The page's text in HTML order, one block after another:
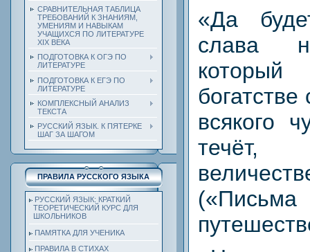
СРАВНИТЕЛЬНАЯ ТАБЛИЦА
ТРЕБОВАНИЙ К ЗНАНИЯМ,
УМЕНИЯМ И НАВЫКАМ
УЧАЩИХСЯ ПО ЛИТЕРАТУРЕ
ХIХ ВЕКА
ПОДГОТОВКА К ОГЭ ПО
ЛИТЕРАТУРЕ
ПОДГОТОВКА К ЕГЭ ПО
ЛИТЕРАТУРЕ
КОМПЛЕКСНЫЙ АНАЛИЗ
ТЕКСТА
РУССКИЙ ЯЗЫК. К ПЯТЕРКЕ
ШАГ ЗА ШАГОМ
ПРАВИЛА РУССКОГО ЯЗЫКА
РУССКИЙ ЯЗЫК: КРАТКИЙ
ТЕОРЕТИЧЕСКИЙ КУРС ДЛЯ
ШКОЛЬНИКОВ
ПАМЯТКА ДЛЯ УЧЕНИКА
ПРАВИЛА В СТИХАХ
«Да
слава
который
всякого
течёт,